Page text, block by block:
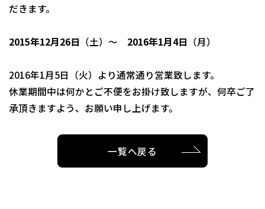
だきます。
2015年12月26日 （土）～ 2016年1月4日 （月）
2016年1月5日（火）より通常通り営業致します。
休業期間中は何かとご不便をお掛け致しますが、何卒ご了
承頂きますよう、お願い申し上げます。
一覧へ戻る